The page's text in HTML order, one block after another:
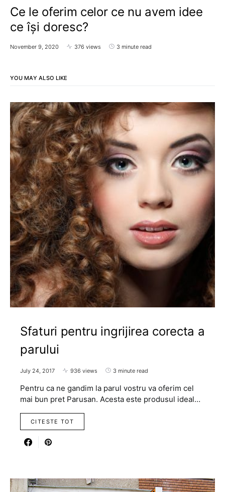
Ce le oferim celor ce nu avem idee
ce își doresc?
November 9, 2020 376 views 3 minute read
YOU MAY ALSO LIKE
Sfaturi pentru ingrijirea corecta a
parului
July 24, 2017 936 views 3 minute read
Pentru ca ne gandim la parul vostru va oferim cel
mai bun pret Parusan. Acesta este produsul ideal…
CITESTE TOT